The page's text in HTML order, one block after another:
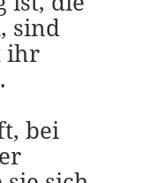
sind
ihr
bei